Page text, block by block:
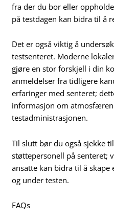
fra der du bor eller
på testdagen kan bidra til å
Det er også viktig å
testsenteret. Moderne
gjøre en stor forskjell i din
anmeldelser fra tidligere
erfaringer med senteret;
informasjon om
testadministrasjonen.
Til slutt bør du også sjekke
støttepersonell på senteret;
ansatte kan bidra til å
og under testen.
FAQs